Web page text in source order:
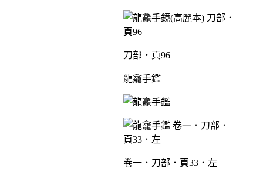
刀部．頁96
龍龕手鑑
卷一．刀部．頁33．左